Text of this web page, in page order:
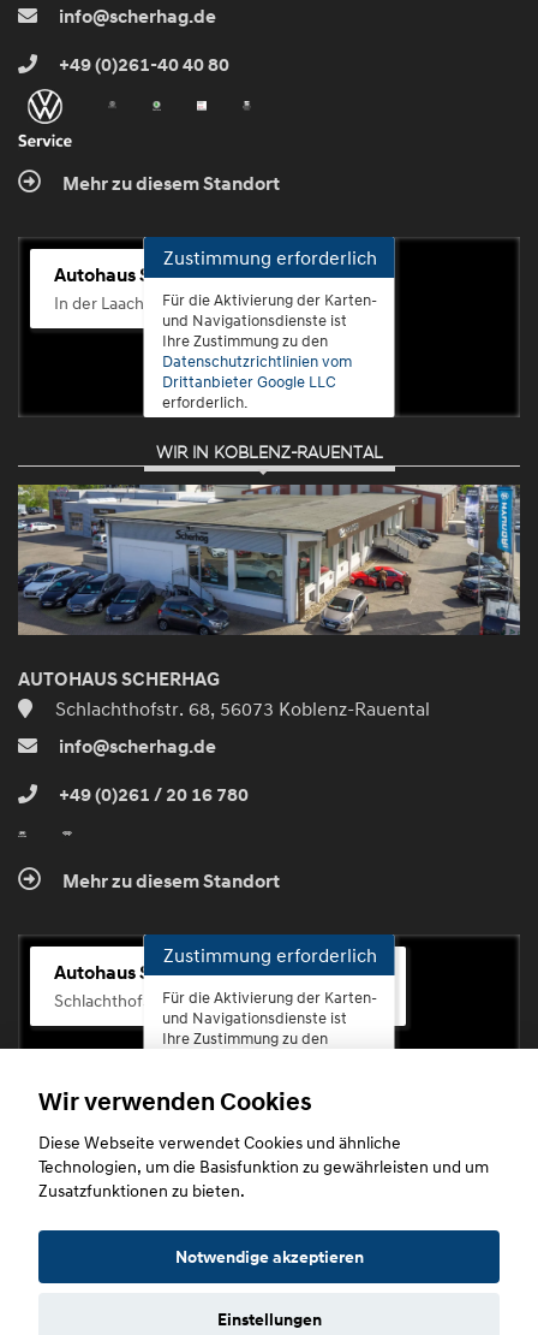
info@scherhag.de
+49 (0)261-40 40 80
Mehr zu diesem Standort
Autohaus Scherhag
In der Laach 76, 56072 Koblenz-Güls
Zustimmung erforderlich
Für die Aktivierung der Karten-
und Navigationsdienste ist
Ihre Zustimmung zu den
Datenschutzrichtlinien vom
Drittanbieter Google LLC
erforderlich.
Zustimmen
und
aktivieren
WIR IN KOBLENZ-RAUENTAL
AUTOHAUS SCHERHAG
Schlachthofstr. 68, 56073 Koblenz-Rauental
info@scherhag.de
+49 (0)261 / 20 16 780
Mehr zu diesem Standort
Autohaus Scherhag
Schlachthofstr. 68, 56073 Koblenz-Rauental
Zustimmung erforderlich
Für die Aktivierung der Karten-
und Navigationsdienste ist
Ihre Zustimmung zu den
erforderlich.
Zustimmen
Copyright © 2026. Autohaus Scherhag
Wir verwenden Cookies
Diese Webseite verwendet Cookies und ähnliche
Technologien, um die Basisfunktion zu gewährleisten und um
Zusatzfunktionen zu bieten.
Notwendige akzeptieren
Einstellungen